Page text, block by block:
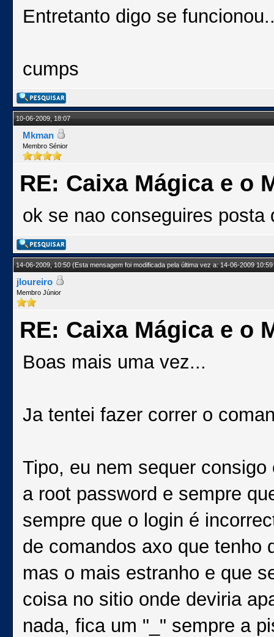
Entretanto digo se
cumps
10-06-2009, 18:07
Mkman
Membro Sénior
RE: Caixa Mágica e o
ok se nao conseguires
14-06-2009, 10:50(Esta mensagem foi modificada pela última vez a: 14-06-2009
jloureiro
Membro Júnior
RE: Caixa Mágica e o
Boas mais uma vez...
Ja tentei fazer correr o
Tipo, eu nem sequer
a root password e sempre
sempre que o login é
de comandos axo que tenho
mas o mais estranho e que
coisa no sitio onde deviria
nada, fica um "_" sempre a